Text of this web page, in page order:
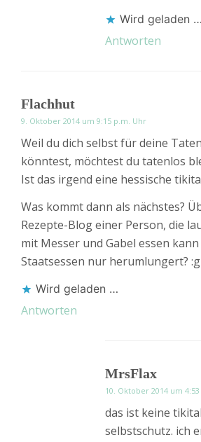
Wird geladen …
Antworten
Flachhut
9. Oktober 2014 um 9:15 p.m. Uhr
Weil du dich selbst für deine
könntest, möchtest du tatenlos
Ist das irgend eine hessische
Was kommt dann als nächstes?
Rezepte-Blog einer Person, die
mit Messer und Gabel essen
Staatsessen nur herumlungert?
Wird geladen …
Antworten
MrsFlax
10. Oktober 2014 um
das ist keine
selbstschutz. ich